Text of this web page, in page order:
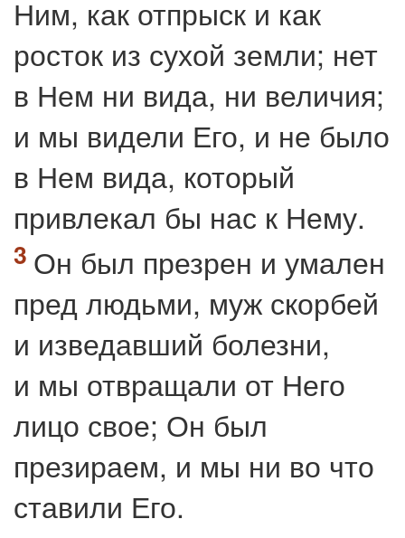
Ним, как отпрыск и как
росток из сухой земли; нет
в Нем ни вида, ни величия;
и мы видели Его, и не было
в Нем вида, который
привлекал бы нас к Нему.
Он был презрен и умален
пред людьми, муж скорбей
и изведавший болезни,
и мы отвращали от Него
лицо свое; Он был
презираем, и мы ни во что
ставили Его.